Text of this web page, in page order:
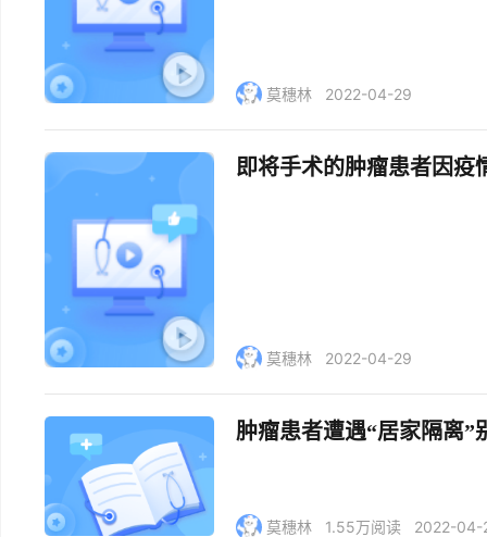
莫穗林 2022-04-29
即将手术的肿瘤患者因疫
莫穗林 2022-04-29
肿瘤患者遭遇“居家隔离”
莫穗林 1.55万阅读 2022-04-